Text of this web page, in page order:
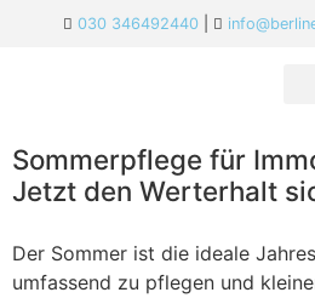
030 346492440
Sommerpflege für
Jetzt den Werterhalt
Der Sommer ist die ideale
umfassend zu pflegen und